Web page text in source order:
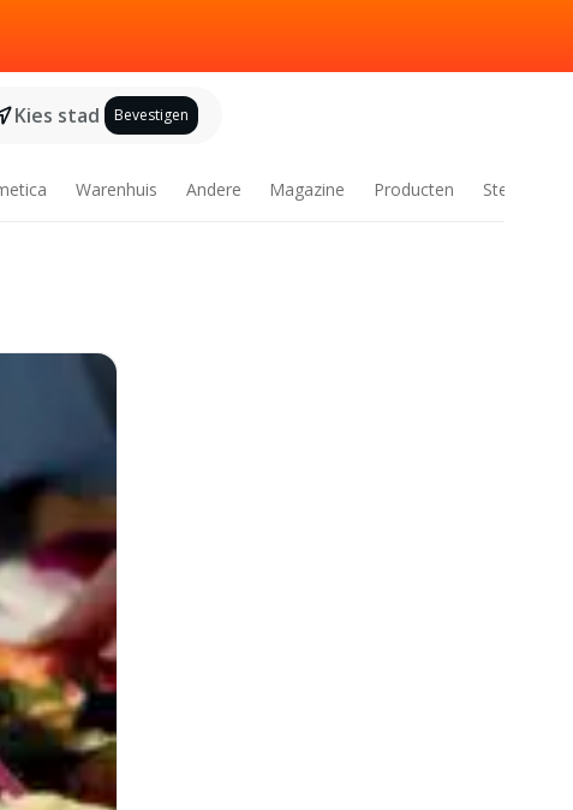
Kies stad Bevestigen
Warenhuis Andere Magazine Producten Steden